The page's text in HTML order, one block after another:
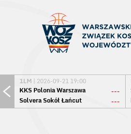
1LM | 2026-09-21 19:00
KKS Polonia Warszawa
---
Solvera Sokół Łańcut
---